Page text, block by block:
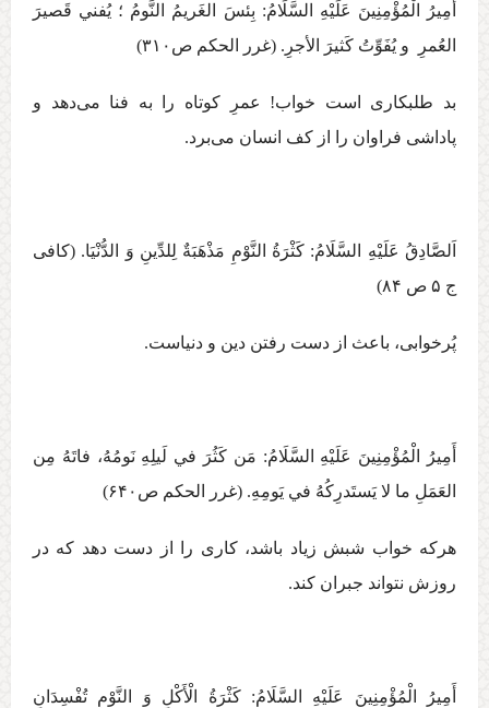
أَمِيرُ الْمُؤْمِنِينَ عَلَيْهِ السَّلَامُ: بِئسَ الغَريمُ النَّومُ ؛ يُفني قَصيرَ
العُمرِ و يُفَوِّتُ كَثيرَ الأجرِ. (غرر الحكم ص۳۱۰)
بد طلبكاری است خواب! عمرِ كوتاه را به فنا می‌دهد و
پاداشی فراوان را از كف انسان می‌برد.
اَلصَّادِقُ عَلَيْهِ السَّلَامُ: كَثْرَةُ النَّوْمِ‏ مَذْهَبَةٌ لِلدِّينِ‏ وَ الدُّنْيَا. (كافی
ج ‏۵ ص ۸۴)
پُرخوابی، باعث از دست رفتن دين و دنياست.
أَمِيرُ الْمُؤْمِنِينَ عَلَيْهِ السَّلَامُ: مَن كَثُرَ في لَيلِهِ نَومُهُ، فاتَهُ مِن
العَمَلِ ما لا يَستَدرِكُهُ في يَومِهِ. (غرر الحكم ص۶۴۰)
هركه خواب شبش زياد باشد، كاری را از دست دهد كه در
روزش نتواند جبران كند.
أَمِيرُ الْمُؤْمِنِينَ عَلَيْهِ السَّلَامُ: كَثْرَةُ الْأَكْلِ‏ وَ النَّوْمِ‏ تُفْسِدَانِ‏